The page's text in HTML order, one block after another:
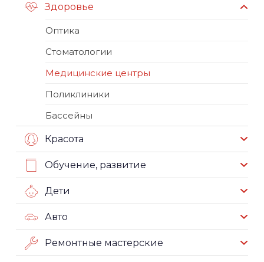
Здоровье
Оптика
Стоматологии
Медицинские центры
Поликлиники
Бассейны
Красота
Обучение, развитие
Дети
Авто
Ремонтные мастерские